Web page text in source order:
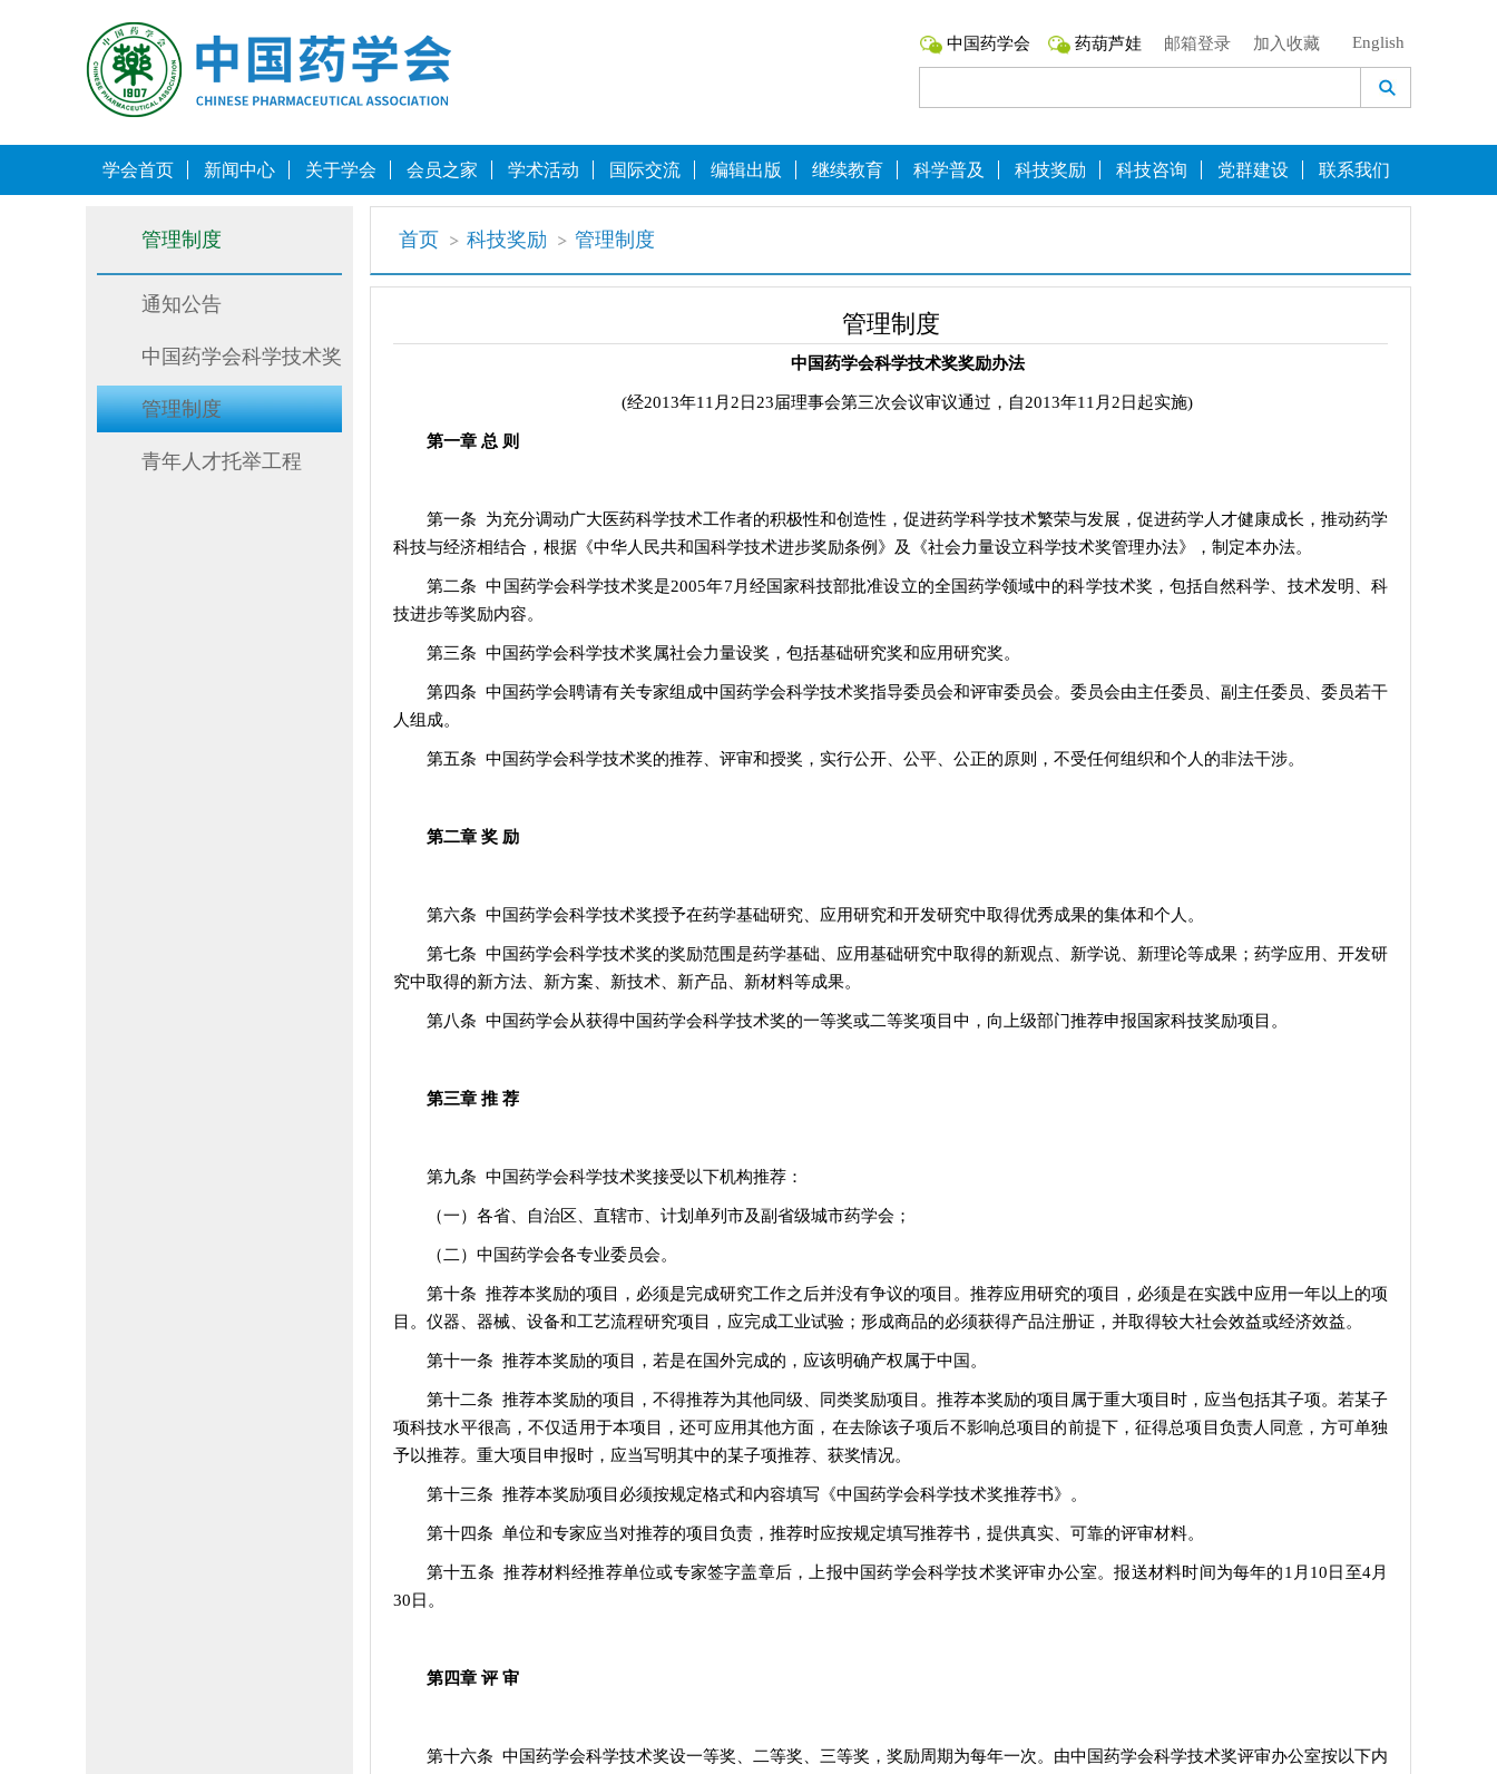
中国药学会 药葫芦娃 邮箱登录 加入收藏 English
学会首页 新闻中心 关于学会 会员之家 学术活动 国际交流 编辑出版 继续教育 科学普及 科技奖励 科技咨询 党群建设 联系我们
管理制度
通知公告
中国药学会科学技术奖
管理制度
青年人才托举工程
首页 科技奖励 管理制度
管理制度
中国药学会科学技术奖奖励办法
(经2013年11月2日23届理事会第三次会议审议通过，自2013年11月2日起实施)
第一章 总 则
第一条 为充分调动广大医药科学技术工作者的积极性和创造性，促进药学科学技术繁荣与发展，促进药学人才健康成长，推动药学
科技与经济相结合，根据《中华人民共和国科学技术进步奖励条例》及《社会力量设立科学技术奖管理办法》，制定本办法。
第二条 中国药学会科学技术奖是2005年7月经国家科技部批准设立的全国药学领域中的科学技术奖，包括自然科学、技术发明、科
技进步等奖励内容。
第三条 中国药学会科学技术奖属社会力量设奖，包括基础研究奖和应用研究奖。
第四条 中国药学会聘请有关专家组成中国药学会科学技术奖指导委员会和评审委员会。委员会由主任委员、副主任委员、委员若干
人组成。
第五条 中国药学会科学技术奖的推荐、评审和授奖，实行公开、公平、公正的原则，不受任何组织和个人的非法干涉。
第二章 奖 励
第六条 中国药学会科学技术奖授予在药学基础研究、应用研究和开发研究中取得优秀成果的集体和个人。
第七条 中国药学会科学技术奖的奖励范围是药学基础、应用基础研究中取得的新观点、新学说、新理论等成果；药学应用、开发研
究中取得的新方法、新方案、新技术、新产品、新材料等成果。
第八条 中国药学会从获得中国药学会科学技术奖的一等奖或二等奖项目中，向上级部门推荐申报国家科技奖励项目。
第三章 推 荐
第九条 中国药学会科学技术奖接受以下机构推荐：
（一）各省、自治区、直辖市、计划单列市及副省级城市药学会；
（二）中国药学会各专业委员会。
第十条 推荐本奖励的项目，必须是完成研究工作之后并没有争议的项目。推荐应用研究的项目，必须是在实践中应用一年以上的项
目。仪器、器械、设备和工艺流程研究项目，应完成工业试验；形成商品的必须获得产品注册证，并取得较大社会效益或经济效益。
第十一条 推荐本奖励的项目，若是在国外完成的，应该明确产权属于中国。
第十二条 推荐本奖励的项目，不得推荐为其他同级、同类奖励项目。推荐本奖励的项目属于重大项目时，应当包括其子项。若某子
项科技水平很高，不仅适用于本项目，还可应用其他方面，在去除该子项后不影响总项目的前提下，征得总项目负责人同意，方可单独
予以推荐。重大项目申报时，应当写明其中的某子项推荐、获奖情况。
第十三条 推荐本奖励项目必须按规定格式和内容填写《中国药学会科学技术奖推荐书》。
第十四条 单位和专家应当对推荐的项目负责，推荐时应按规定填写推荐书，提供真实、可靠的评审材料。
第十五条 推荐材料经推荐单位或专家签字盖章后，上报中国药学会科学技术奖评审办公室。报送材料时间为每年的1月10日至4月
30日。
第四章 评 审
第十六条 中国药学会科学技术奖设一等奖、二等奖、三等奖，奖励周期为每年一次。由中国药学会科学技术奖评审办公室按以下内